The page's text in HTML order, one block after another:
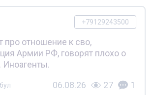
+79129243500
отношение к сво,
Армии РФ, говорят плохо о
Иноагенты.
06.08.26 27 1